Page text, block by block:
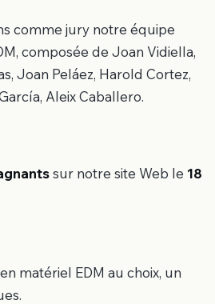
comme jury notre équipe
composée de Joan Vidiella,
Joan Peláez, Harold Cortez,
Aleix Caballero.
sur notre site Web le 18
en matériel EDM au choix, un